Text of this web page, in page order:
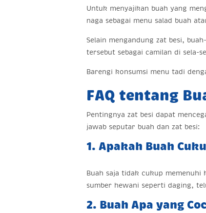
Untuk menyajikan buah yang
naga sebagai menu salad buah
Selain mengandung zat besi,
tersebut sebagai camilan di sela-
Barengi konsumsi menu tadi
FAQ tentang
Pentingnya zat besi dapat
jawab seputar buah dan zat besi:
1. Apakah Buah
Buah saja tidak cukup memenuhi
sumber hewani seperti daging,
2. Buah Apa yang